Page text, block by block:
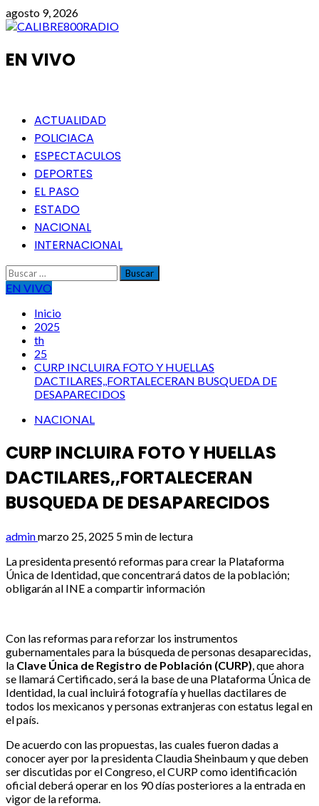
Saltar
al
agosto 9, 2026
EN VIVO
Menú
principal
ACTUALIDAD
POLICIACA
ESPECTACULOS
DEPORTES
EL PASO
ESTADO
NACIONAL
INTERNACIONAL
Buscar:
EN VIVO
Inicio
2025
th
25
CURP INCLUIRA FOTO Y HUELLAS
DACTILARES,,FORTALECERAN BUSQUEDA DE
DESAPARECIDOS
NACIONAL
CURP INCLUIRA FOTO Y HUELLAS
DACTILARES,,FORTALECERAN
BUSQUEDA DE DESAPARECIDOS
adminmarzo 25, 2025 5 min de lectura
La presidenta presentó reformas para crear la Plataforma
Única de Identidad, que concentrará datos de la población;
obligarán al INE a compartir información
Con las reformas para reforzar los instrumentos
gubernamentales para la búsqueda de personas desaparecidas,
la Clave Única de Registro de Población (CURP) , que ahora
se llamará Certificado, será la base de una Plataforma Única de
Identidad, la cual incluirá fotografía y huellas dactilares de
todos los mexicanos y personas extranjeras con estatus legal en
el país.
De acuerdo con las propuestas, las cuales fueron dadas a
conocer ayer por la presidenta Claudia Sheinbaum y que deben
ser discutidas por el Congreso, el CURP como identificación
oficial deberá operar en los 90 días posteriores a la entrada en
vigor de la reforma.